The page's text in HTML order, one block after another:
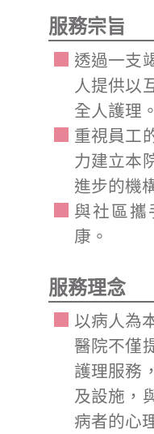
服務宗旨
透過一支
人提供以
全人護理。
重視員工
力建立本
進步的機
與社區攜
康。
服務理念
以病人為
醫院不僅
護理服務
及設施，
病者的心